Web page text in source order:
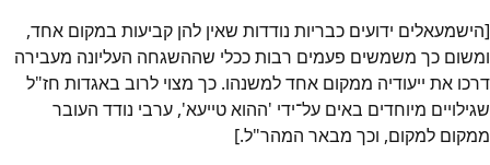
[הישמעאלים ידועים כבריות נודדות שאין להן קביעות במקום אחד,
ומשום כך משמשים פעמים רבות ככלי שההשגחה העליונה מעבירה
דרכו את ייעודיה ממקום אחד למשנהו. כך מצוי לרוב באגדות חז"ל
שגילויים מיוחדים באים על־ידי 'ההוא טייעא', ערבי נודד העובר
ממקום למקום, וכך מבאר המהר"ל.]